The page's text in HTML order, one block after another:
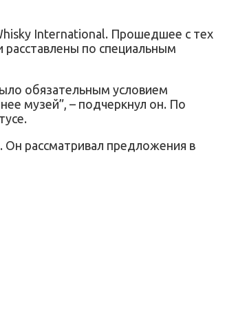
International. Прошедшее с тех
расставлены по специальным
обязательным условием
музей”, – подчеркнул он. По
Он рассматривал предложения в